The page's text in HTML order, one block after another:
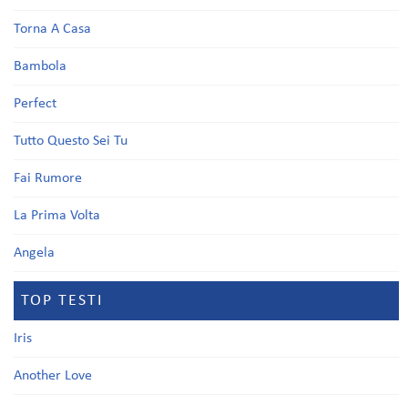
Torna A Casa
Bambola
Perfect
Tutto Questo Sei Tu
Fai Rumore
La Prima Volta
Angela
TOP TESTI
Iris
Another Love